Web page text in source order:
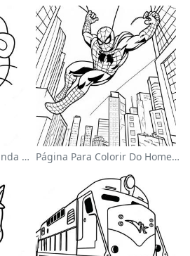
Página Para Colorir Da Linda Hello Kitty Com Laço Página Para Colorir Do Homem-Aranha Balançando Pela Cidade